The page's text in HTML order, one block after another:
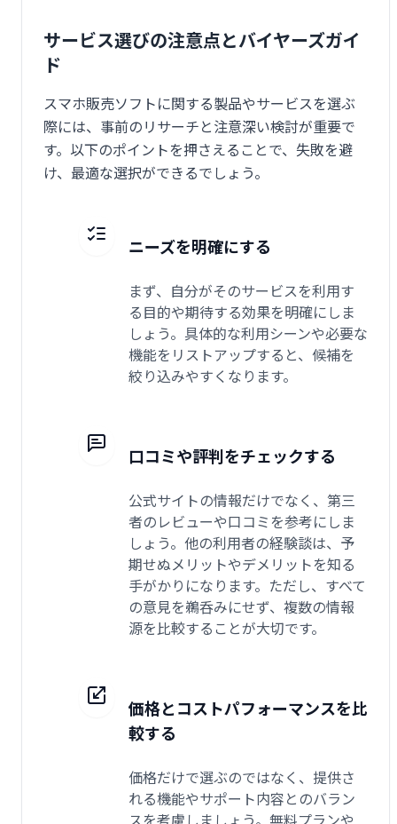
サービス選びの注意点とバイヤーズガイ
ド
スマホ販売ソフトに関する製品やサービスを選ぶ
際には、事前のリサーチと注意深い検討が重要で
す。以下のポイントを押さえることで、失敗を避
け、最適な選択ができるでしょう。
ニーズを明確にする
まず、自分がそのサービスを利用す
る目的や期待する効果を明確にしま
しょう。具体的な利用シーンや必要な
機能をリストアップすると、候補を
絞り込みやすくなります。
口コミや評判をチェックする
公式サイトの情報だけでなく、第三
者のレビューや口コミを参考にしま
しょう。他の利用者の経験談は、予
期せぬメリットやデメリットを知る
手がかりになります。ただし、すべて
の意見を鵜呑みにせず、複数の情報
源を比較することが大切です。
価格とコストパフォーマンスを比
較する
価格だけで選ぶのではなく、提供さ
れる機能やサポート内容とのバラン
スを考慮しましょう。無料プランや